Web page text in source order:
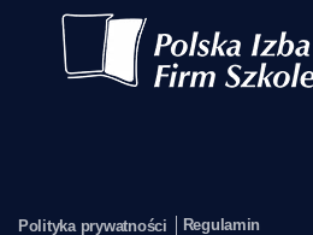
Polityka prywatności Regulamin